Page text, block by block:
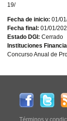
19/
Fecha de inicio: 01/
Fecha final: 01/01/
Estado DGI: Cerrado
Instituciones
Concurso Anual de
Términos y